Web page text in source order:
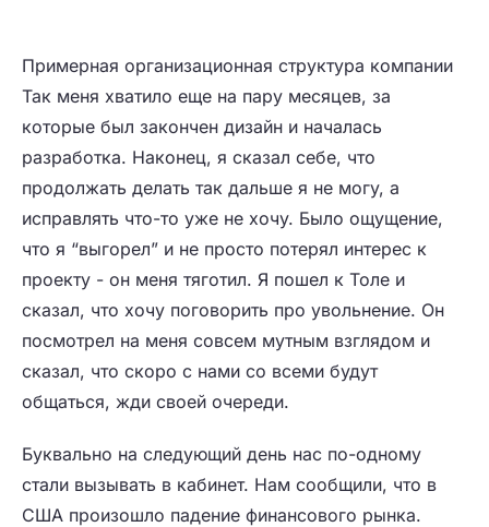
Примерная организационная структура компании
Так меня хватило еще на пару месяцев, за
которые был закончен дизайн и началась
разработка. Наконец, я сказал себе, что
продолжать делать так дальше я не могу, а
исправлять что-то уже не хочу. Было ощущение,
что я “выгорел” и не просто потерял интерес к
проекту - он меня тяготил. Я пошел к Толе и
сказал, что хочу поговорить про увольнение. Он
посмотрел на меня совсем мутным взглядом и
сказал, что скоро с нами со всеми будут
общаться, жди своей очереди.
Буквально на следующий день нас по-одному
стали вызывать в кабинет. Нам сообщили, что в
США произошло падение финансового рынка.